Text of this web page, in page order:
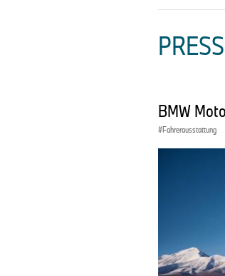
BMW
Fahrerausstattung